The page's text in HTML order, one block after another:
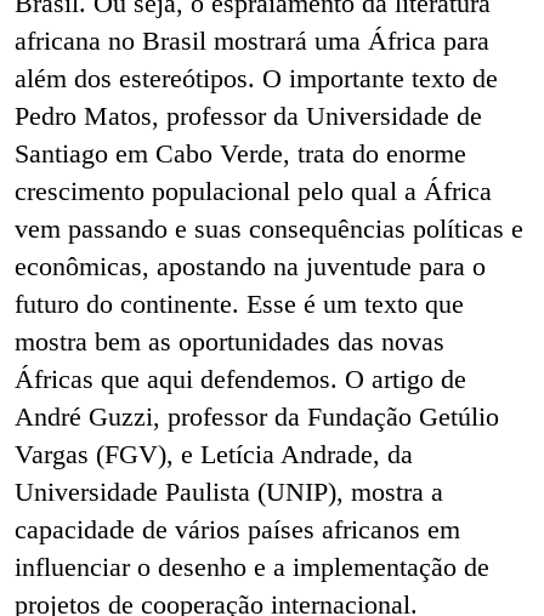
africana no Brasil mostrará uma África para
além dos estereótipos. O importante texto de
Pedro Matos, professor da Universidade de
Santiago em Cabo Verde, trata do enorme
crescimento populacional pelo qual a África
vem passando e suas consequências políticas e
econômicas, apostando na juventude para o
futuro do continente. Esse é um texto que
mostra bem as oportunidades das novas
Áfricas que aqui defendemos. O artigo de
André Guzzi, professor da Fundação Getúlio
Vargas (FGV), e Letícia Andrade, da
Universidade Paulista (UNIP), mostra a
capacidade de vários países africanos em
influenciar o desenho e a implementação de
projetos de cooperação internacional.